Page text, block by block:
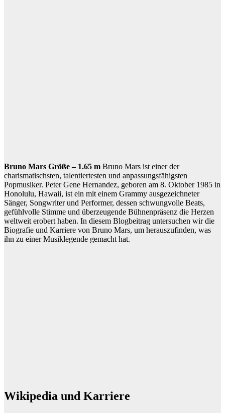
Bruno Mars Größe – 1.65 m Bruno Mars ist einer der
charismatischsten, talentiertesten und anpassungsfähigsten
Popmusiker. Peter Gene Hernandez, geboren am 8. Oktober 1985 in
Honolulu, Hawaii, ist ein mit einem Grammy ausgezeichneter
Sänger, Songwriter und Performer, dessen schwungvolle Beats,
gefühlvolle Stimme und überzeugende Bühnenpräsenz die Herzen
weltweit erobert haben. In diesem Blogbeitrag untersuchen wir die
Biografie und Karriere von Bruno Mars, um herauszufinden, was
ihn zu einer Musiklegende gemacht hat.
Wikipedia und Karriere